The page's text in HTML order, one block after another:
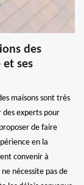
des
et ses
maisons sont très
experts pour
de faire
en la
convenir à
nécessite pas de